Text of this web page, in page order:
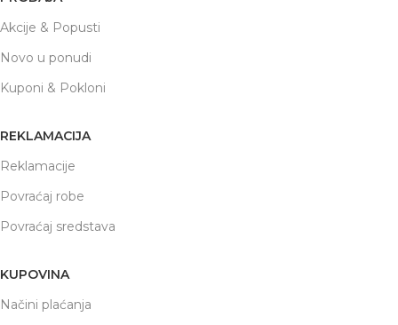
Akcije & Popusti
Novo u ponudi
Kuponi & Pokloni
REKLAMACIJA
Reklamacije
Povraćaj robe
Povraćaj sredstava
KUPOVINA
Načini plaćanja